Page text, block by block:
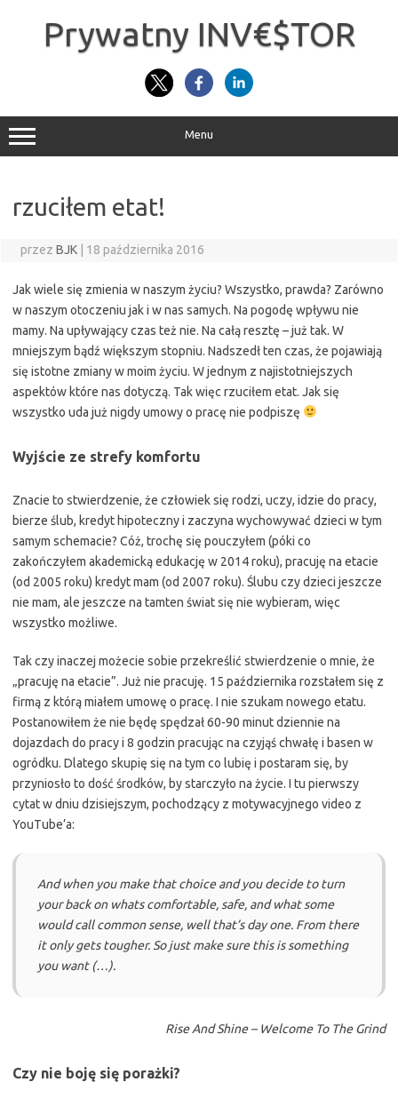
Prywatny INV€$TOR
Menu
rzuciłem etat!
przez BJK 18 października 2016
Jak wiele się zmienia w naszym życiu? Wszystko, prawda? Zarówno
w naszym otoczeniu jak i w nas samych. Na pogodę wpływu nie
mamy. Na upływający czas też nie. Na całą resztę – już tak. W
mniejszym bądź większym stopniu. Nadszedł ten czas, że pojawiają
się istotne zmiany w moim życiu. W jednym z najistotniejszych
aspektów które nas dotyczą. Tak więc rzuciłem etat. Jak się
wszystko uda już nigdy umowy o pracę nie podpiszę
Wyjście ze strefy komfortu
Znacie to stwierdzenie, że człowiek się rodzi, uczy, idzie do pracy,
bierze ślub, kredyt hipoteczny i zaczyna wychowywać dzieci w tym
samym schemacie? Cóż, trochę się pouczyłem (póki co
zakończyłem akademicką edukację w 2014 roku), pracuję na etacie
(od 2005 roku) kredyt mam (od 2007 roku). Ślubu czy dzieci jeszcze
nie mam, ale jeszcze na tamten świat się nie wybieram, więc
wszystko możliwe.
Tak czy inaczej możecie sobie przekreślić stwierdzenie o mnie, że
„pracuję na etacie”. Już nie pracuję. 15 października rozstałem się z
firmą z którą miałem umowę o pracę. I nie szukam nowego etatu.
Postanowiłem że nie będę spędzał 60-90 minut dziennie na
dojazdach do pracy i 8 godzin pracując na czyjąś chwałę i basen w
ogródku. Dlatego skupię się na tym co lubię i postaram się, by
przyniosło to dość środków, by starczyło na życie. I tu pierwszy
cytat w dniu dzisiejszym, pochodzący z motywacyjnego video z
YouTube’a:
And when you make that choice and you decide to turn
your back on whats comfortable, safe, and what some
would call common sense, well that’s day one. From there
it only gets tougher. So just make sure this is something
you want (…).
Rise And Shine – Welcome To The Grind
Czy nie boję się porażki?